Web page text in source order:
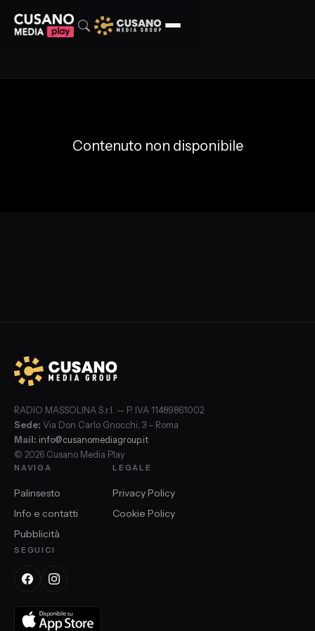
Contenuto non disponibile
RADIO MASSOLINA S.r.l. — P. IVA 11489861002
Sede: Via Don Carlo Gnocchi, 3 – Roma
Mail: info@cusanomediagroup.it
© 2026 Cusano Media Play
NAVIGA
Palinsesto
Info e contatti
Pubblicità
LEGALE
Privacy Policy
Cookie Policy
SEGUICI